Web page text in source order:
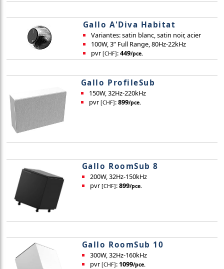
Gallo A'Diva Habitat
Variantes: satin blanc, satin noir, acier
100W, 3” Full Range, 80Hz-22kHz
pvr [CHF]:449/pce.
Gallo ProfileSub
150W, 32Hz-220kHz
pvr [CHF]:899/pce.
Gallo RoomSub 8
200W, 32Hz-150kHz
pvr [CHF]:899/pce.
Gallo RoomSub 10
300W, 32Hz-160kHz
pvr [CHF]: 1099/pce.